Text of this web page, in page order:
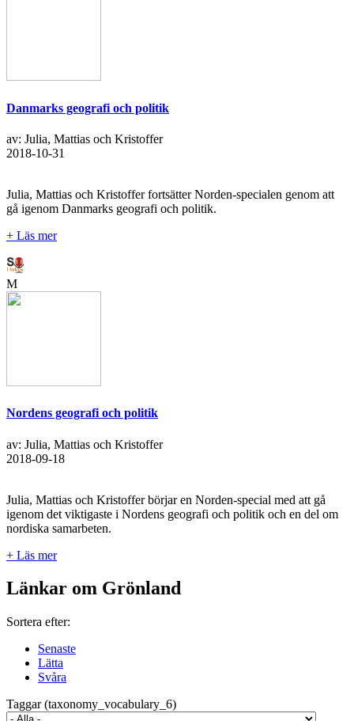
Danmarks geografi och politik
av: Julia, Mattias och Kristoffer
2018-10-31
Julia, Mattias och Kristoffer fortsätter Norden-specialen genom att
gå igenom Danmarks geografi och politik.
+ Läs mer
M
Nordens geografi och politik
av: Julia, Mattias och Kristoffer
2018-09-18
Julia, Mattias och Kristoffer börjar en Norden-special med att gå
igenom det viktigaste i Nordens geografi och politik och en del om
nordiska samarbeten.
+ Läs mer
Länkar om Grönland
Sortera efter:
Senaste
Lätta
Svåra
Taggar (taxonomy_vocabulary_6)